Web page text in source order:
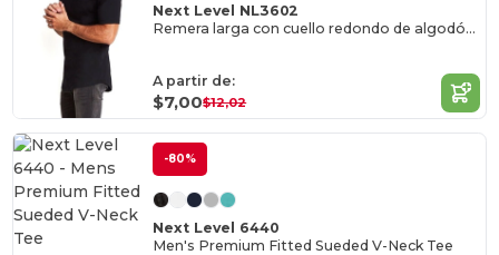
Next Level NL3602
Remera larga con cuello redondo de algodón para hombre
A partir de:
$7,00$12,02
-80%
Next Level 6440
Men's Premium Fitted Sueded V-Neck Tee